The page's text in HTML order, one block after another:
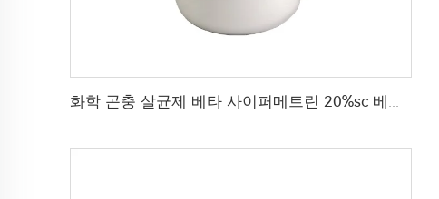
화학 곤충 살균제 베타 사이퍼메트린 20%sc 베타-사이퍼메트린 공장 가격